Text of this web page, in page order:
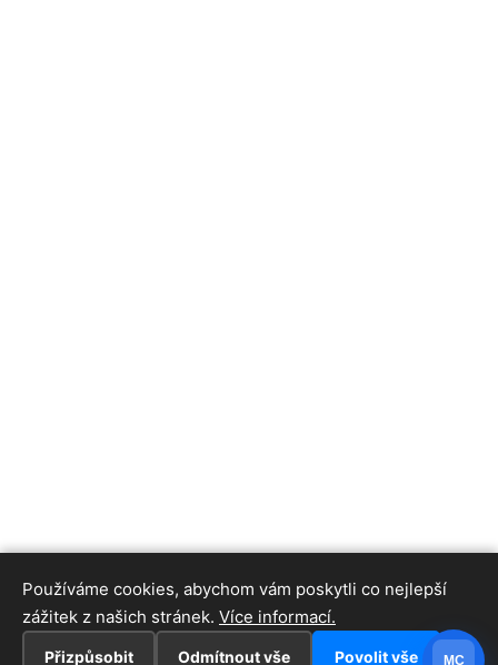
Používáme cookies, abychom vám poskytli co nejlepší
zážitek z našich stránek. Více informací.
Přizpůsobit Odmítnout vše Povolit vše MC